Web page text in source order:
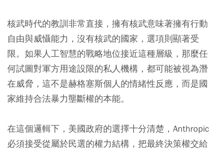
核武時代的教訓非常直接，擁有核武意味著擁有行動
自由與威懾能力，沒有核武的國家，選項則顯著受
限。如果人工智慧的戰略地位接近這種層級，那麼任
何試圖對軍方用途設限的私人機構，都可能被視為潛
在威脅，這不是赫格塞斯個人的情緒性反應，而是國
家維持合法暴力壟斷權的本能。
在這個邏輯下，美國政府的選擇十分清楚，Anthropic
必須接受從屬於民選的權力結構，把最終決策權交給